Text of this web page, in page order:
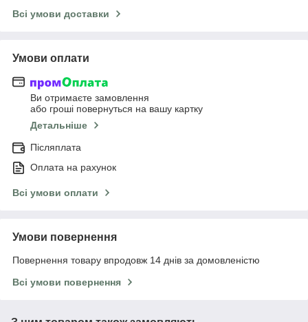
Всі умови доставки
Умови оплати
Ви отримаєте замовлення
або гроші повернуться на вашу картку
Детальніше
Післяплата
Оплата на рахунок
Всі умови оплати
Умови повернення
Повернення товару впродовж 14 днів за домовленістю
Всі умови повернення